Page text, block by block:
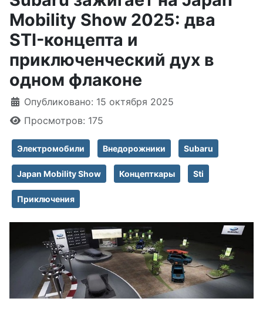
Mobility Show 2025: два
STI-концепта и
приключенческий дух в
одном флаконе
Информация о материале
Опубликовано: 15 октября 2025
Просмотров: 175
Электромобили Внедорожники Subaru
Japan Mobility Show Концепткары Sti
Приключения